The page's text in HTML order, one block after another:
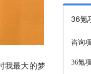
我最大的梦
36氪
咨询
36氪